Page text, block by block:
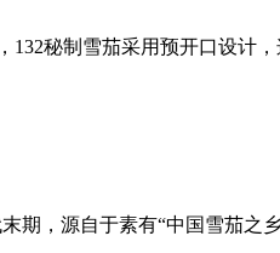
秘制雪茄采用预开口设计
期，源自于素有“中国雪茄之